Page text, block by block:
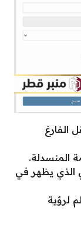
الفارغ
المنسدلة.
الذي يظهر في
لرؤية